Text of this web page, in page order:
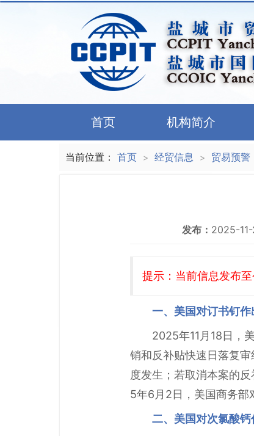
首页 机构简介
当前位置： 首页 > 经贸信息 > 贸易预警
发布： 2025-
提示：当前信息发布
一、美国对订书钉
2025年11月18日，
销和反补贴快速日落复
度发生；若取消本案的
5年6月2日，美国商务部
二、美国对次氯酸